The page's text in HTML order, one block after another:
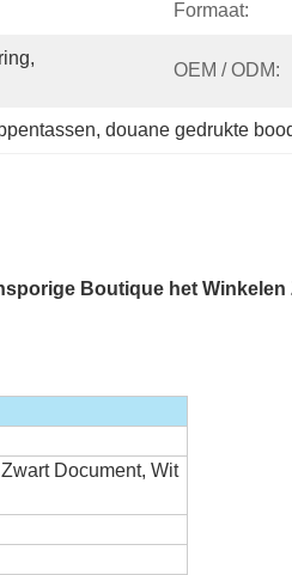
Formaat:
OEM / ODM:
, douane gedrukte
Boutique het Winkelen
Document, Wit